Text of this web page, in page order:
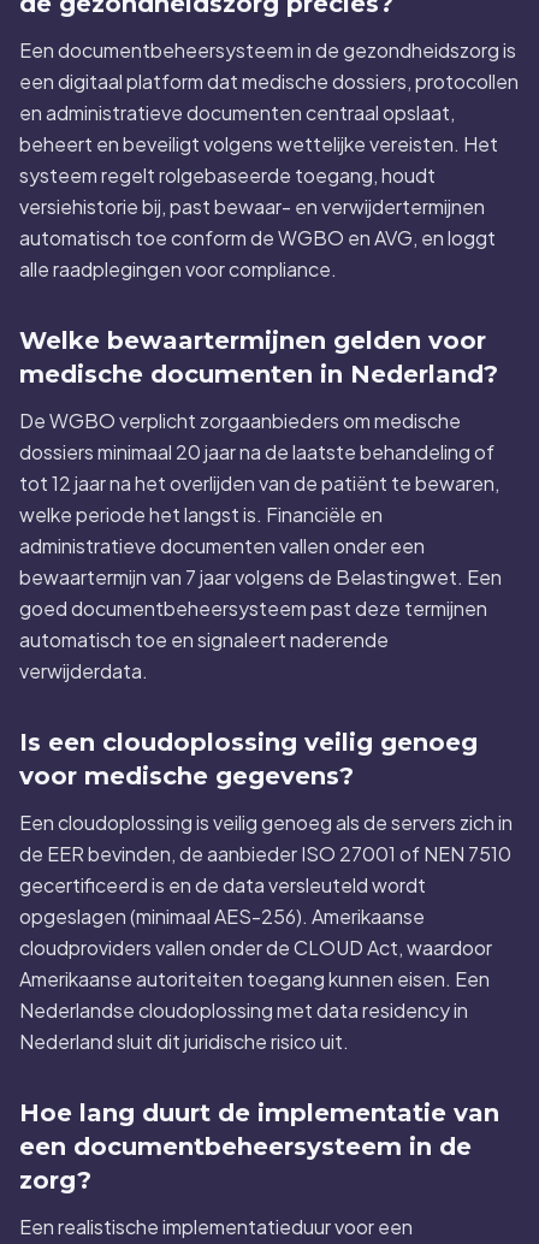
Een documentbeheersysteem in de gezondheidszorg is
een digitaal platform dat medische dossiers, protocollen
en administratieve documenten centraal opslaat,
beheert en beveiligt volgens wettelijke vereisten. Het
systeem regelt rolgebaseerde toegang, houdt
versiehistorie bij, past bewaar- en verwijdertermijnen
automatisch toe conform de WGBO en AVG, en loggt
alle raadplegingen voor compliance.
Welke bewaartermijnen gelden voor
medische documenten in Nederland?
De WGBO verplicht zorgaanbieders om medische
dossiers minimaal 20 jaar na de laatste behandeling of
tot 12 jaar na het overlijden van de patiënt te bewaren,
welke periode het langst is. Financiële en
administratieve documenten vallen onder een
bewaartermijn van 7 jaar volgens de Belastingwet. Een
goed documentbeheersysteem past deze termijnen
automatisch toe en signaleert naderende
verwijderdata.
Is een cloudoplossing veilig genoeg
voor medische gegevens?
Een cloudoplossing is veilig genoeg als de servers zich in
de EER bevinden, de aanbieder ISO 27001 of NEN 7510
gecertificeerd is en de data versleuteld wordt
opgeslagen (minimaal AES-256). Amerikaanse
cloudproviders vallen onder de CLOUD Act, waardoor
Amerikaanse autoriteiten toegang kunnen eisen. Een
Nederlandse cloudoplossing met data residency in
Nederland sluit dit juridische risico uit.
Hoe lang duurt de implementatie van
een documentbeheersysteem in de
zorg?
Een realistische implementatieduur voor een